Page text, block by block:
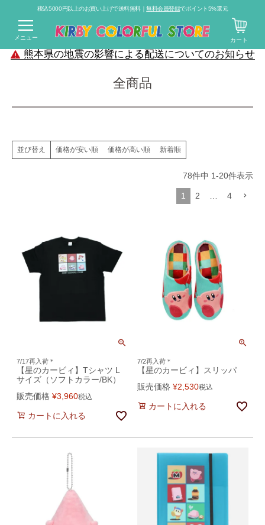
税込5000円以上のお買い上げで送料無料｜無料会員登録でポイント5%還元
メニュー カート
熊本県の地震の影響による配送についてのお知らせ
全商品
並び替え 価格が安い順 価格が高い順 新着順
78件中 1-20件表示
1 2 4
7/17再入荷＊
【星のカービィ】Tシャツ L
サイズ（ソフトカラー/BK）
販売価格 ¥3,960税込
カートに入れる
7/2再入荷＊
【星のカービィ】スリッパ
販売価格 ¥2,530税込
カートに入れる